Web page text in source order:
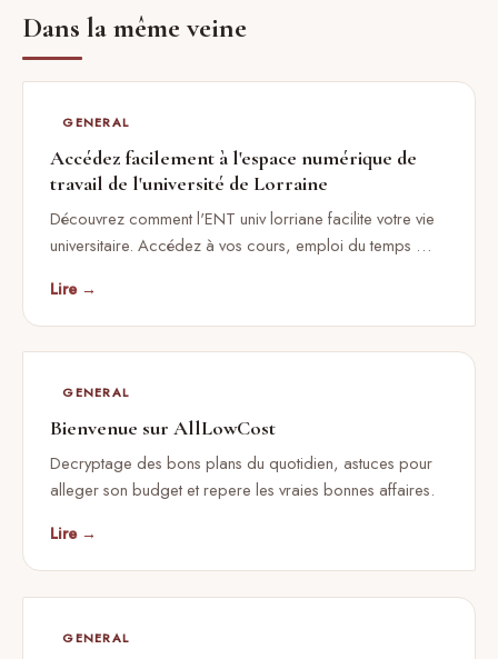
Dans la même veine
GENERAL
Accédez facilement à l'espace numérique de
travail de l'université de Lorraine
Découvrez comment l'ENT univ lorriane facilite votre vie
universitaire. Accédez à vos cours, emploi du temps …
Lire →
GENERAL
Bienvenue sur AllLowCost
Decryptage des bons plans du quotidien, astuces pour
alleger son budget et repere les vraies bonnes affaires.
Lire →
GENERAL